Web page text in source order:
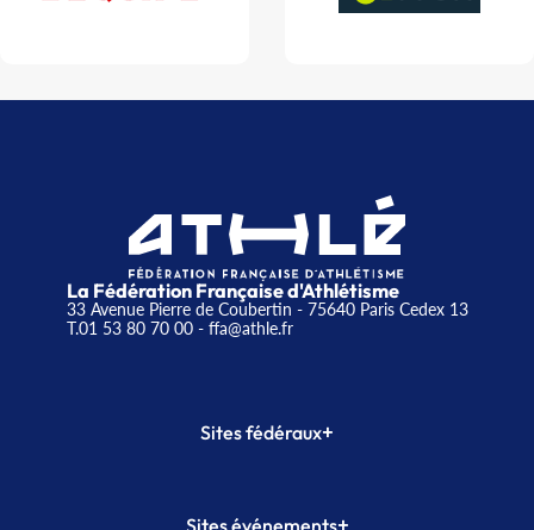
La Fédération Française d'Athlétisme
33 Avenue Pierre de Coubertin - 75640 Paris Cedex 13
T.01 53 80 70 00- ffa@athle.fr
Sites fédéraux+